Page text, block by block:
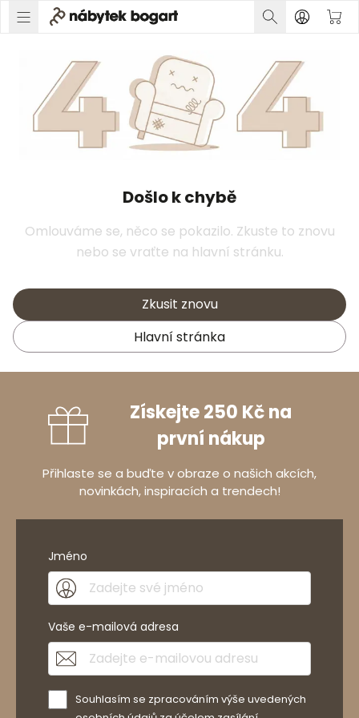
Došlo k chybě
Omlouváme se, něco se pokazilo. Zkuste to znovu
nebo se vraťte na hlavní stránku.
Zkusit znovu
Hlavní stránka
Získejte 250 Kč na
první nákup
Přihlaste se a buďte v obraze o našich akcích,
novinkách, inspiracích a trendech!
Jméno
Vaše e-mailová adresa
Souhlasím se zpracováním výše uvedených